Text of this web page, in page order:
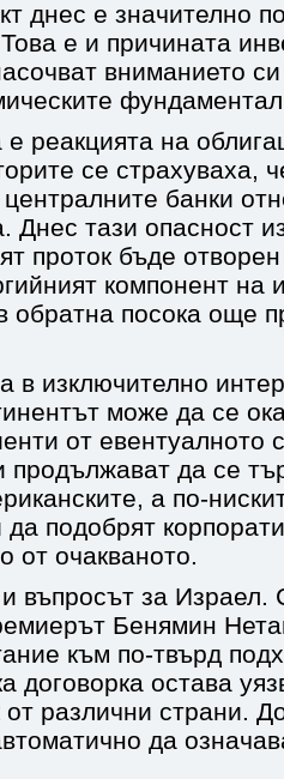
днес е значително
е и причината
вниманието си
реакцията на
се страхуваха,
банки
Днес тази опасност
проток бъде
компонент
обратна посока още
в изключително
може да се
от евентуалното
продължават да се
а по-
подобрят
от очакваното.
въпросът за Израел.
Бенямин
към по-твърд
договорка остава
от различни страни.
да